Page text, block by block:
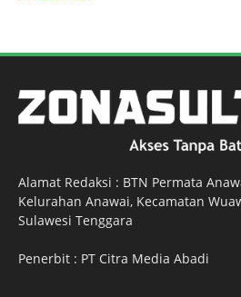
Alamat Redaksi : BTN Permata
Kelurahan Anawai, Kecamatan
Sulawesi Tenggara
Penerbit : PT Citra Media Abadi